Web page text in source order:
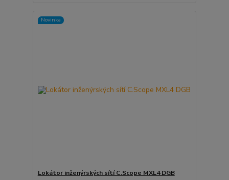
Novinka
Lokátor inženýrských sítí C.Scope MXL4 DGB